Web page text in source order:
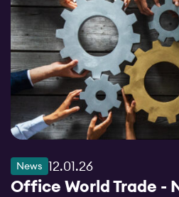
News 12.01.26
Office World Trade -